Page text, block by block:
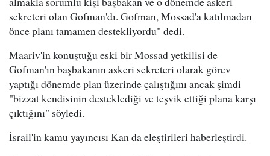
sekreteri olan Gofman'dı. Gofman, Mossad'a katılmadan
önce planı tamamen destekliyordu" dedi.
Maariv'in konuştuğu eski bir Mossad yetkilisi de
Gofman'ın başbakanın askeri sekreteri olarak görev
yaptığı dönemde plan üzerinde çalıştığını ancak şimdi
"bizzat kendisinin desteklediği ve teşvik ettiği plana karşı
çıktığını" söyledi.
İsrail'in kamu yayıncısı Kan da eleştirileri haberleştirdi.